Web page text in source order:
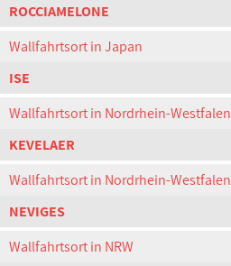
ROCCIAMELONE
Wallfahrtsort in Japan
ISE
Wallfahrtsort in Nordrhein-Westfalen
KEVELAER
Wallfahrtsort in Nordrhein-Westfalen
NEVIGES
Wallfahrtsort in NRW